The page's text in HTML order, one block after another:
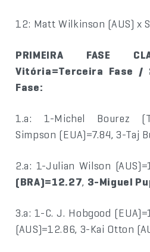
12: Matt Wilkinson (AUS) x
PRIMEIRA FASE
Vitória=Terceira Fase /
Fase:
1.a: 1-Michel Bourez
Simpson (EUA)=7.84, 3-Taj
2.a: 1-Julian Wilson
(BRA)=12.27, 3-Miguel
3.a: 1-C. J. Hobgood
(AUS)=12.86, 3-Kai Otton